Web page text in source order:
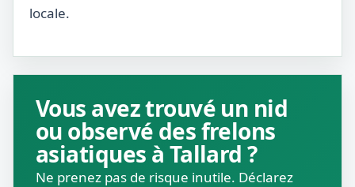
locale.
Vous avez trouvé un nid
ou observé des frelons
asiatiques à Tallard ?
Ne prenez pas de risque inutile. Déclarez